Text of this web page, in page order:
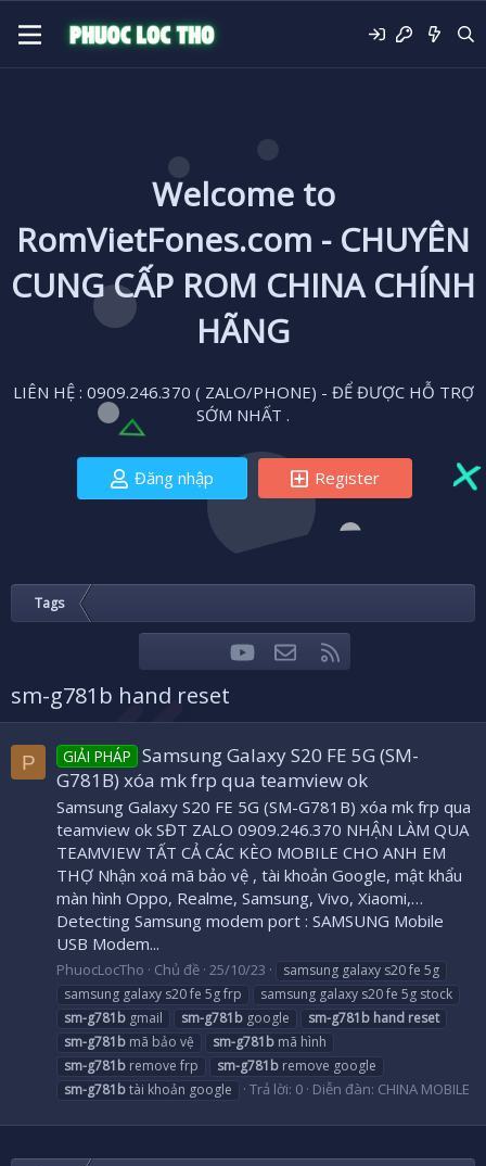
Welcome to
RomVietFones.com - CHUYÊN
CUNG CẤP ROM CHINA CHÍNH
HÃNG
LIÊN HỆ : 0909.246.370 ( ZALO/PHONE) - ĐỂ ĐƯỢC HỖ TRỢ
SỚM NHẤT .
Đăng nhập Register
Tags
FacebookTwitteryoutubeLiên hệ
sm-g781b hand reset
P GIẢI PHÁP Samsung Galaxy S20 FE 5G (SM-
G781B) xóa mk frp qua teamview ok
Samsung Galaxy S20 FE 5G (SM-G781B) xóa mk frp qua
teamview ok SĐT ZALO 0909.246.370 NHẬN LÀM QUA
TEAMVIEW TẤT CẢ CÁC KÈO MOBILE CHO ANH EM
THỢ Nhận xoá mã bảo vệ , tài khoản Google, mật khẩu
màn hình Oppo, Realme, Samsung, Vivo, Xiaomi,…
Detecting Samsung modem port : SAMSUNG Mobile
USB Modem...
PhuocLocTho Chủ đề 25/10/23
samsung galaxy s20 fe 5g
samsung galaxy s20 fe 5g frp
samsung galaxy s20 fe 5g stock
sm-g781b gmail sm-g781b google sm-g781b hand reset
sm-g781b mã bảo vệ sm-g781b mã hình
sm-g781b remove frp sm-g781b remove google
sm-g781btài khoản google Trả lời: 0 Diễn đàn: CHINA MOBILE